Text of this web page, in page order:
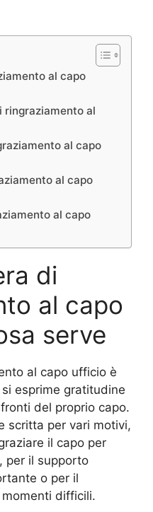
al capo
ringraziamento al
al capo
al capo
al capo
di
al capo
serve
al capo ufficio è
esprime gratitudine
del proprio capo.
scritta per vari motivi,
il capo per
per il supporto
o per il
difficili.